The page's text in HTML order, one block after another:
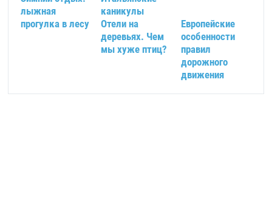
лыжная
прогулка в лесу
каникулы
Отели на
деревьях. Чем
мы хуже птиц?
Европейские
особенности
правил
дорожного
движения